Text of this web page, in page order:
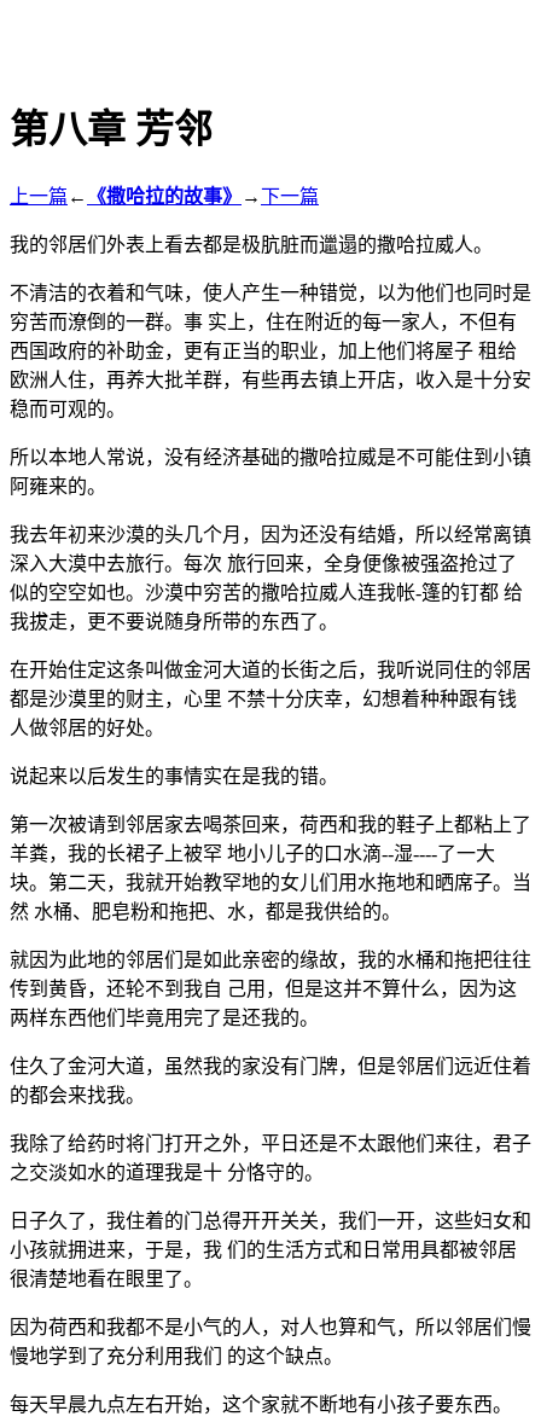
第八章 芳邻
上一篇 ← 《撒哈拉的故事》 →下一篇
我的邻居们外表上看去都是极肮脏而邋遢的撒哈拉威人。
不清洁的衣着和气味，使人产生一种错觉，以为他们也同时是
穷苦而潦倒的一群。事 实上，住在附近的每一家人，不但有
西国政府的补助金，更有正当的职业，加上他们将屋子 租给
欧洲人住，再养大批羊群，有些再去镇上开店，收入是十分安
稳而可观的。
所以本地人常说，没有经济基础的撒哈拉威是不可能住到小镇
阿雍来的。
我去年初来沙漠的头几个月，因为还没有结婚，所以经常离镇
深入大漠中去旅行。每次 旅行回来，全身便像被强盗抢过了
似的空空如也。沙漠中穷苦的撒哈拉威人连我帐-篷的钉都 给
我拔走，更不要说随身所带的东西了。
在开始住定这条叫做金河大道的长街之后，我听说同住的邻居
都是沙漠里的财主，心里 不禁十分庆幸，幻想着种种跟有钱
人做邻居的好处。
说起来以后发生的事情实在是我的错。
第一次被请到邻居家去喝茶回来，荷西和我的鞋子上都粘上了
羊粪，我的长裙子上被罕 地小儿子的口水滴--湿----了一大
块。第二天，我就开始教罕地的女儿们用水拖地和晒席子。当
然 水桶、肥皂粉和拖把、水，都是我供给的。
就因为此地的邻居们是如此亲密的缘故，我的水桶和拖把往往
传到黄昏，还轮不到我自 己用，但是这并不算什么，因为这
两样东西他们毕竟用完了是还我的。
住久了金河大道，虽然我的家没有门牌，但是邻居们远近住着
的都会来找我。
我除了给药时将门打开之外，平日还是不太跟他们来往，君子
之交淡如水的道理我是十 分恪守的。
日子久了，我住着的门总得开开关关，我们一开，这些妇女和
小孩就拥进来，于是，我 们的生活方式和日常用具都被邻居
很清楚地看在眼里了。
因为荷西和我都不是小气的人，对人也算和气，所以邻居们慢
慢地学到了充分利用我们 的这个缺点。
每天早晨九点左右开始，这个家就不断地有小孩子要东西。